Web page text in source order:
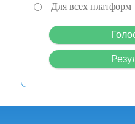
Для всех платформ